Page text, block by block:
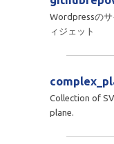
Wordpressの
ィジェット
Collection of
plane.